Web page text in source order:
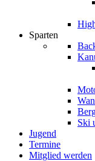
Sparten
Ski
Jugend
Termine
Mitglied werden